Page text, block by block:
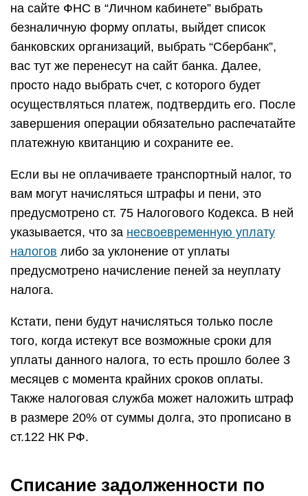
на сайте ФНС в “Личном кабинете” выбрать
безналичную форму оплаты, выйдет список
банковских организаций, выбрать “Сбербанк”,
вас тут же перенесут на сайт банка. Далее,
просто надо выбрать счет, с которого будет
осуществляться платеж, подтвердить его. После
завершения операции обязательно распечатайте
платежную квитанцию и сохраните ее.
Если вы не оплачиваете транспортный налог, то
вам могут начисляться штрафы и пени, это
предусмотрено ст. 75 Налогового Кодекса. В ней
указывается, что за несвоевременную уплату
налогов либо за уклонение от уплаты
предусмотрено начисление пеней за неуплату
налога.
Кстати, пени будут начисляться только после
того, когда истекут все возможные сроки для
уплаты данного налога, то есть прошло более 3
месяцев с момента крайних сроков оплаты.
Также налоговая служба может наложить штраф
в размере 20% от суммы долга, это прописано в
ст.122 НК РФ.
Списание задолженности по